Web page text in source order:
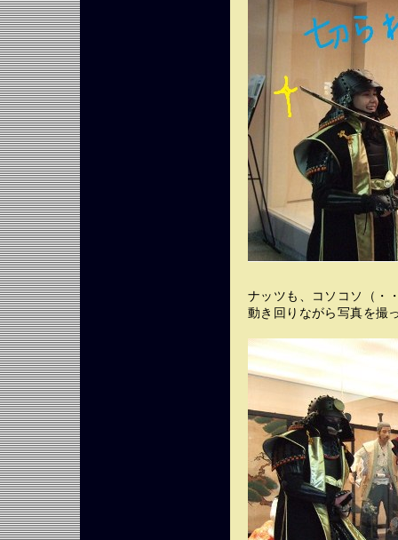
ナッツも、コソコソ（・
動き回りながら写真を撮